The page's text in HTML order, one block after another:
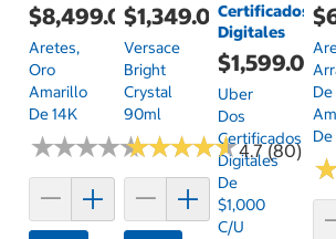
$8,499.00
Aretes,
Oro
Amarillo
De 14K
★★★★★
★★★★★
$1,349.00
Versace
Bright
Crystal
90ml
★★★★★
★★★★★4.7 (80)
Certificados
Digitales
$1,599.00
Uber
Dos
Certificados
Digitales
De
$1,000
C/u